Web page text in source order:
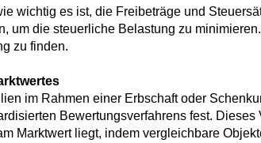
wichtig es ist, die Freibeträge und
um die steuerliche Belastung zu
zu finden.
im Rahmen einer Erbschaft oder
Bewertungsverfahrens fest.
Marktwert liegt, indem vergleichbare